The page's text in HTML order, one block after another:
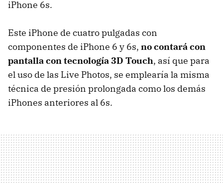
iPhone 6s.
Este iPhone de cuatro pulgadas con
componentes de iPhone 6 y 6s, no contará con
pantalla con tecnología 3D Touch, así que para
el uso de las Live Photos, se emplearía la misma
técnica de presión prolongada como los demás
iPhones anteriores al 6s.